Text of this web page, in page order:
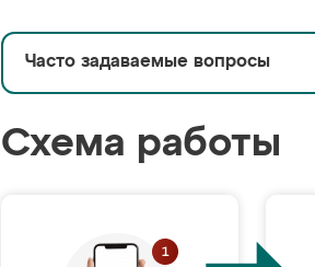
Часто задаваемые вопросы
Схема работы